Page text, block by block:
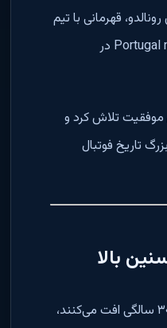
قهرمانی با تیم
ملی Portugal national football team در
موفقیت تلاش کرد و
تاریخ فوتبال
بالا
بسیاری از ورزشکاران پس از ۳۰ سالگی افت می‌کنند،